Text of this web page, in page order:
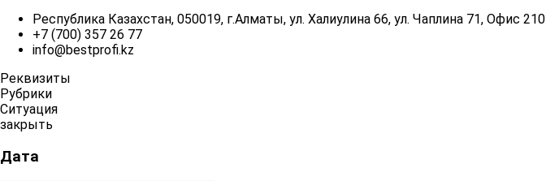
Республика Казахстан, 050019, г.Алматы, ул. Халиулина 66, ул. Чаплина 71, Офис 210
+7 (700) 357 26 77
info@bestprofi.kz
Реквизиты
Рубрики
Ситуация
закрыть
Дата